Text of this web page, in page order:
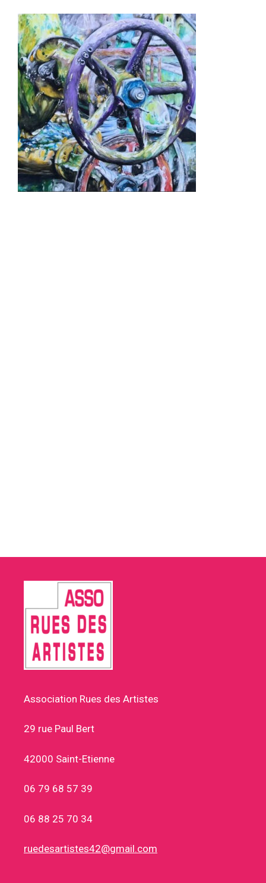
Association Rues des Artistes
29 rue Paul Bert
42000 Saint-Etienne
06 79 68 57 39
06 88 25 70 34
ruedesartistes42@gmail.com